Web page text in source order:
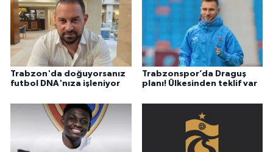
Trabzon'da doğuyorsanız
futbol DNA'nıza işleniyor
Trabzonspor’da Draguş
planı! Ülkesinden teklif var